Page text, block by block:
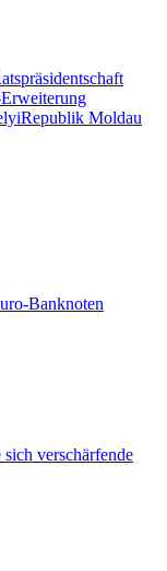
Republik Moldau
Banknoten
verschärfende